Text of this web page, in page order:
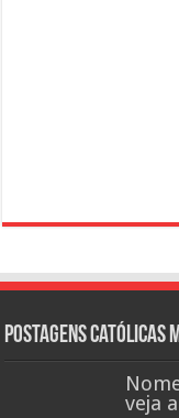
Postagens católicas
veja